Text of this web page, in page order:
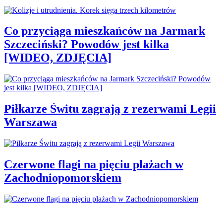
Co przyciąga mieszkańców na Jarmark
Szczeciński? Powodów jest kilka
[WIDEO, ZDJĘCIA]
Piłkarze Świtu zagrają z rezerwami Legii
Warszawa
Czerwone flagi na pięciu plażach w
Zachodniopomorskiem